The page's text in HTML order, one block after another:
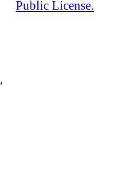
Public License.